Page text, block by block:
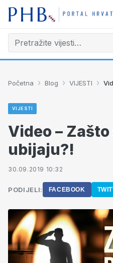
Početna › Blog › VIJESTI ›
VIJESTI
Video –
ubijaju?!
30.09.2019 10:32
PODIJELI: FACEBOOK